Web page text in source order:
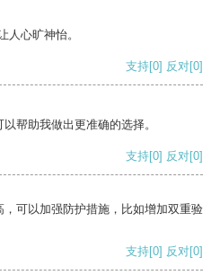
人心旷神怡。
支持[0] 反对[0]
帮助我做出更准确的选择。
支持[0] 反对[0]
可以加强防护措施，比如增加双重验
支持[0] 反对[0]